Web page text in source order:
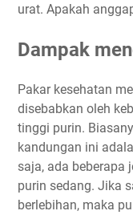
urat. Apakah
Dampak
Pakar kesehatan
disebabkan oleh
tinggi purin.
kandungan ini
saja, ada beberapa
purin sedang. Jika
berlebihan, maka